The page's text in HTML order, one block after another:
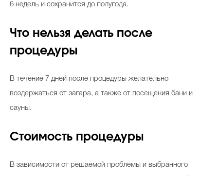
6 недель и сохранится до полугода.
Что нельзя делать после
процедуры
В течение 7 дней после процедуры желательно
воздержаться от загара, а также от посещения бани и
сауны.
Стоимость процедуры
В зависимости от решаемой проблемы и выбранного